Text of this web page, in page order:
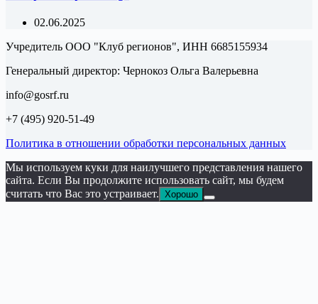
02.06.2025
Учредитель ООО "Клуб регионов", ИНН 6685155934
Генеральный директор: Чернокоз Ольга Валерьевна
info@gosrf.ru
+7 (495) 920-51-49
Политика в отношении обработки персональных данных
Мы используем куки для наилучшего представления нашего
сайта. Если Вы продолжите использовать сайт, мы будем
считать что Вас это устраивает. Хорошо